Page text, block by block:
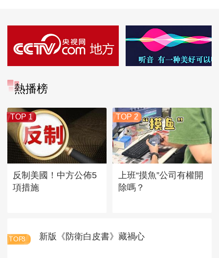
熱播榜
TOP 1
反制美國！中方公佈5
項措施
TOP 2
上班“摸魚”公司有權開
除嗎？
TOP3 新版《防衛白皮書》藏禍心